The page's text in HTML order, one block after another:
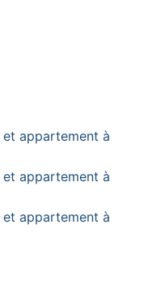
appartement à
appartement à
appartement à